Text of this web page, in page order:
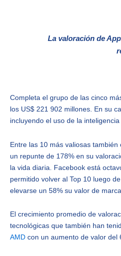
La valoración de
Completa el grupo de las cinco
los US$ 221 902 millones. En su
incluyendo el uso de la
Entre las 10 más valiosas también
un repunte de 178% en su
la vida diaria. Facebook está
permitido volver al Top 10 luego
elevarse un 58% su valor de
El crecimiento promedio de
tecnológicas que también han
AMD con un aumento de valor del